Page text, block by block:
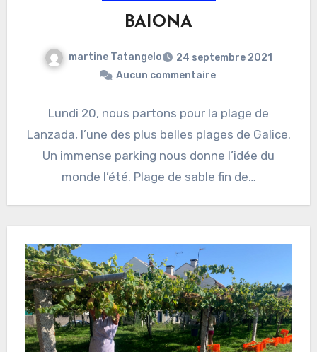
BAIONA
martine Tatangelo
24 septembre 2021
Aucun commentaire
Lundi 20, nous partons pour la plage de
Lanzada, l’une des plus belles plages de Galice.
Un immense parking nous donne l’idée du
monde l’été. Plage de sable fin de…